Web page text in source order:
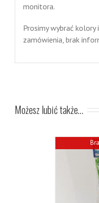
monitora.
Prosimy wybrać kolory
zamówienia, brak
Możesz lubić także…